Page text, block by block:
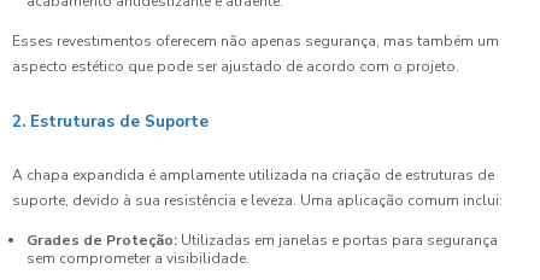
Esses revestimentos oferecem não apenas segurança, mas também um
aspecto estético que pode ser ajustado de acordo com o projeto.
2. Estruturas de Suporte
A chapa expandida é amplamente utilizada na criação de estruturas de
suporte, devido à sua resistência e leveza. Uma aplicação comum inclui:
Grades de Proteção: Utilizadas em janelas e portas para segurança
sem comprometer a visibilidade.